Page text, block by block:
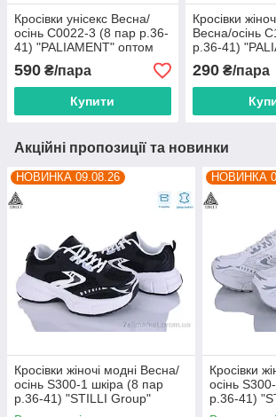
Кросівки унісекс Весна/
осінь C0022-3 (8 пар р.36-
41) "PALIAMENT" оптом
від прямого
постачальника
590 ₴/пара
Купити
Кросівки
Весна/осінь
р.36-41)
оптом від
постачальника
290₴/пара
Акційні пропозиції та новинки
НОВИНКА 09.08.26
Кросівки жіночі модні Весна/
осінь S300-1 шкіра (8 пар
р.36-41) "STILLI Group"
оптом від прямого
НОВИНКА
Кросівки
осінь
р.36-41)
оптом від